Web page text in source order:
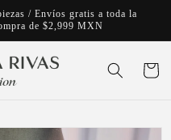
/ Envíos gratis a toda la
de $2,999 MXN
Carrito